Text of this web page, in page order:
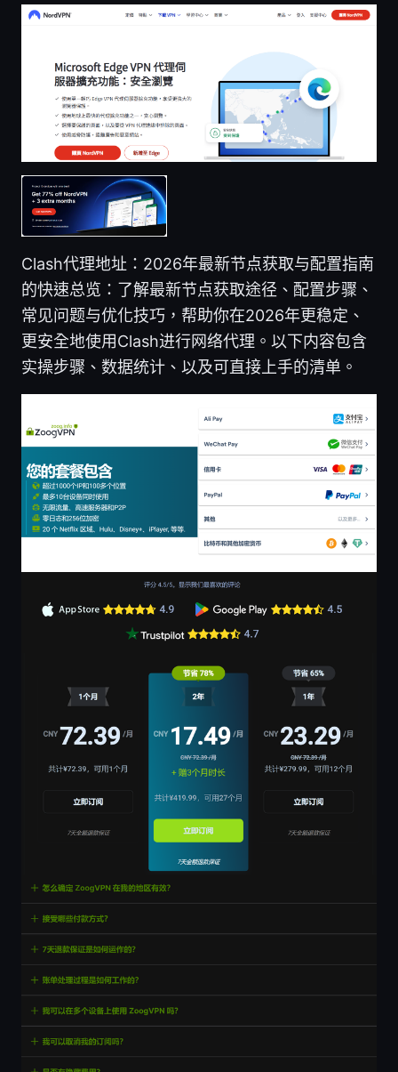
Clash代理地址：2026年最新节点获取与配置指南
的快速总览：了解最新节点获取途径、配置步骤、
常见问题与优化技巧，帮助你在2026年更稳定、
更安全地使用Clash进行网络代理。以下内容包含
实操步骤、数据统计、以及可直接上手的清单。